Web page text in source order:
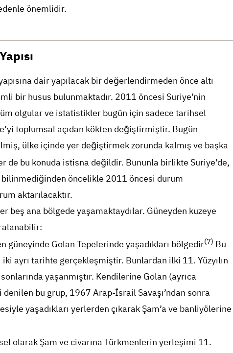
önemlidir.
dair yapılacak bir değerlendirmeden önce altı
bir husus bulunmaktadır. 2011 öncesi Suriye’nin
olgular ve istatistikler bugün için sadece tarihsel
toplumsal açıdan kökten değiştirmiştir. Bugün
ülke içinde yer değiştirmek zorunda kalmış ve başka
de bu konuda istisna değildir. Bununla birlikte Suriye’de,
bilinmediğinden öncelikle 2011 öncesi durum
aktarılacaktır.
beş ana bölgede yaşamaktaydılar. Güneyden kuzeye
güneyinde Golan Tepelerinde yaşadıkları bölgedir(7) Bu
ayrı tarihte gerçekleşmiştir. Bunlardan ilki 11. Yüzyılın
yaşanmıştır. Kendilerine Golan (ayrıca
bu grup, 1967 Arap-İsrail Savaşı’ndan sonra
yaşadıkları yerlerden çıkarak Şam’a ve banliyölerine
olarak Şam ve civarına Türkmenlerin yerleşimi 11.